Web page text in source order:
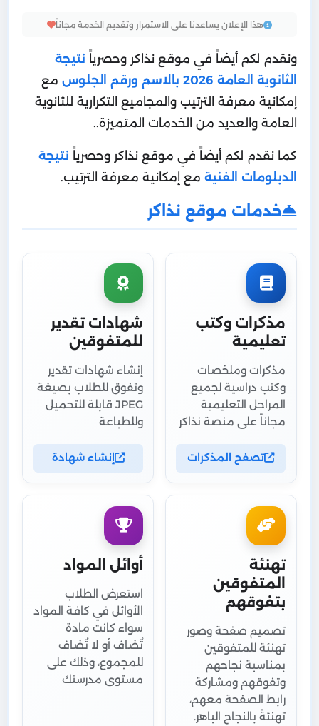
هذا الإعلان يساعدنا على الاستمرار وتقديم الخدمة مجاناً
ونقدم لكم أيضاً في موقع نذاكر وحصرياً نتيجة
الثانوية العامة 2026 بالاسم ورقم الجلوس
مع
إمكانية معرفة الترتيب والمجاميع التكرارية للثانوية
العامة والعديد من الخدمات المتميزة..
كما نقدم لكم أيضاً في موقع نذاكر وحصرياً نتيجة
الدبلومات الفنية مع إمكانية معرفة الترتيب.
خدمات موقع نذاكر
مذكرات وكتب
تعليمية
مذكرات وملخصات
وكتب دراسية لجميع
المراحل التعليمية
مجاناً على منصة نذاكر
تصفح المذكرات
شهادات تقدير
للمتفوقين
إنشاء شهادات تقدير
وتفوق للطلاب بصيغة
JPEG قابلة للتحميل
وللطباعة
إنشاء شهادة
تهنئة
المتفوقين
بتفوقهم
تصميم صفحة وصور
تهنئة للمتفوقين
بمناسبة نجاحهم
وتفوقهم ومشاركة
رابط الصفحة معهم،
تهنئةً بالنجاح الباهر.
أوائل المواد
استعرض الطلاب
الأوائل في كافة المواد
سواء كانت مادة
تُضاف أو لا تُضاف
للمجموع، وذلك على
مستوى مدرستك